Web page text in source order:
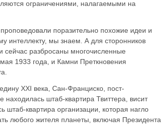
ограничениями, налагаемыми на
поразительно похожие идеи и
интеллекту, мы знаем. А для сторонников
сейчас разбросаны многочисленные
1933 года, и Камни Преткновения
XXI века, Сан-Франциско, пост-
штаб-квартира Твиттера, висит
квартира организации, которая нагло
любого жителя планеты, включая Президента